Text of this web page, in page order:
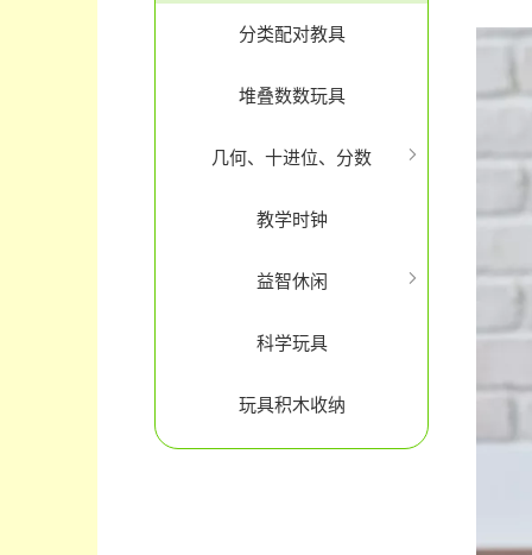
分类配对教具
堆叠数数玩具
几何、十进位、分数
教学时钟
益智休闲
科学玩具
玩具积木收纳